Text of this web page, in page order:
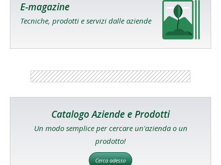
E-magazine
Tecniche, prodotti e servizi dalle aziende
Catalogo Aziende e Prodotti
Un modo semplice per cercare un'azienda o un
prodotto!
Cerca adesso